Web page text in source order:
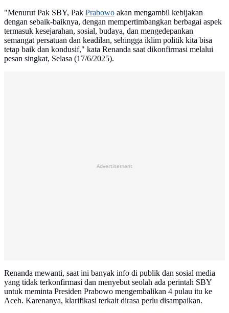
"Menurut Pak SBY, Pak Prabowo akan mengambil kebijakan
dengan sebaik-baiknya, dengan mempertimbangkan berbagai aspek
termasuk kesejarahan, sosial, budaya, dan mengedepankan
semangat persatuan dan keadilan, sehingga iklim politik kita bisa
tetap baik dan kondusif," kata Renanda saat dikonfirmasi melalui
pesan singkat, Selasa (17/6/2025).
Advertisement
Renanda mewanti, saat ini banyak info di publik dan sosial media
yang tidak terkonfirmasi dan menyebut seolah ada perintah SBY
untuk meminta Presiden Prabowo mengembalikan 4 pulau itu ke
Aceh. Karenanya, klarifikasi terkait dirasa perlu disampaikan.